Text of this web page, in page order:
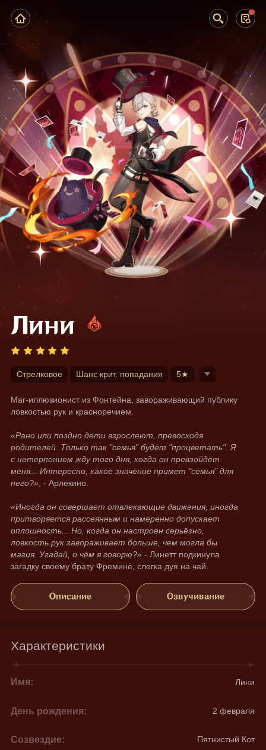
Лини
Стрелковое Шанс крит. попадания 5★
Маг-иллюзионист из Фонтейна, завораживающий публику
ловкостью рук и красноречием.
«Рано или поздно дети взрослеют, превосходя
родителей. Только так "семья" будет "процветать". Я
с нетерпением жду того дня, когда он превзойдёт
меня... Интересно, какое значение примет "семья" для
него?» , - Арлекино.
«Иногда он совершает отвлекающие движения, иногда
притворяется рассеянным и намеренно допускает
оплошность... Но, когда он настроен серьёзно,
ловкость рук завораживает больше, чем могла бы
магия. Угадай, о чём я говорю?» - Линетт подкинула
загадку своему брату Фремине, слегка дуя на чай.
Описание Озвучивание
Характеристики
Имя: Лини
День рождения: 2 февраля
Созвездие: Пятнистый Кот